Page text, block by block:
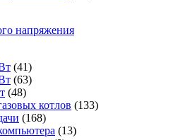
напряжения
(41)
(63)
(48)
котлов (133)
(168)
(13)